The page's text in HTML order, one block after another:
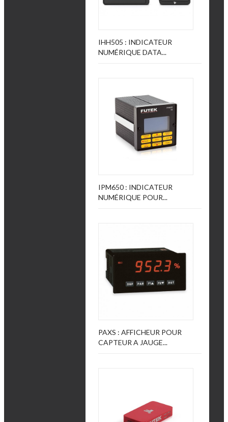
IHH505 : INDICATEUR
NUMÉRIQUE DATA...
IPM650 : INDICATEUR
NUMÉRIQUE POUR...
PAXS : AFFICHEUR POUR
CAPTEUR A JAUGE...